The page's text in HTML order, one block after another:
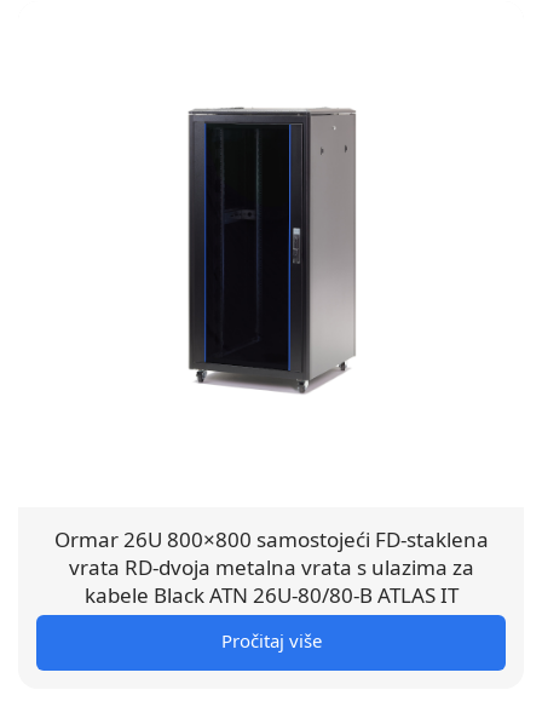
Ormar 26U 800×800 samostojeći FD-staklena
vrata RD-dvoja metalna vrata s ulazima za
kabele Black ATN 26U-80/80-B ATLAS IT
Pročitaj više